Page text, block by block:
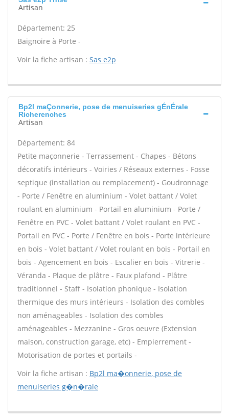
Artisan
Département: 25
Baignoire à Porte -
Voir la fiche artisan : Sas e2p
Bp2l maÇonnerie, pose de menuiseries gÉnÉrale
Richerenches
Artisan
Département: 84
Petite maçonnerie - Terrassement - Chapes - Bétons
décoratifs intérieurs - Voiries / Réseaux externes - Fosse
septique (installation ou remplacement) - Goudronnage
- Porte / Fenêtre en aluminium - Volet battant / Volet
roulant en aluminium - Portail en aluminium - Porte /
Fenêtre en PVC - Volet battant / Volet roulant en PVC -
Portail en PVC - Porte / Fenêtre en bois - Porte intérieure
en bois - Volet battant / Volet roulant en bois - Portail en
bois - Agencement en bois - Escalier en bois - Vitrerie -
Véranda - Plaque de plâtre - Faux plafond - Plâtre
traditionnel - Staff - Isolation phonique - Isolation
thermique des murs intérieurs - Isolation des combles
non aménageables - Isolation des combles
aménageables - Mezzanine - Gros oeuvre (Extension
maison, construction garage, etc) - Empierrement -
Motorisation de portes et portails -
Voir la fiche artisan : Bp2l ma�onnerie, pose de
menuiseries g�n�rale